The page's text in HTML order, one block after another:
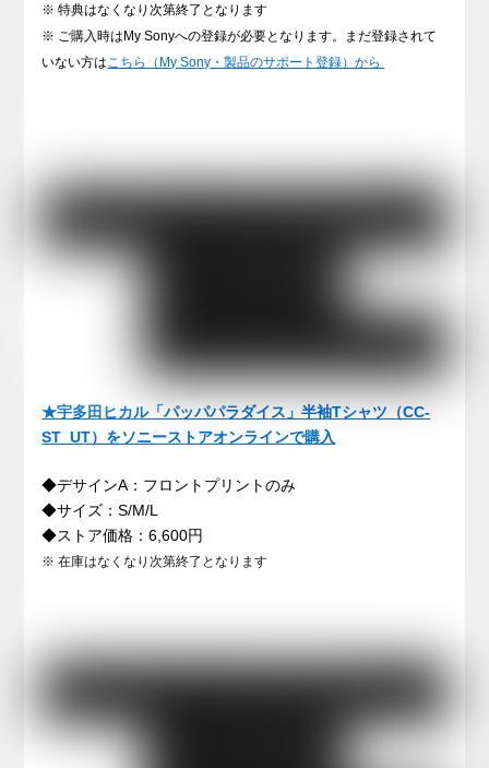
※ 特典はなくなり次第終了となります
※ ご購入時はMy Sonyへの登録が必要となります。まだ登録されて
いない方は こちら（My Sony・製品のサポート登録）から
★宇多田ヒカル「パッパパラダイス」半袖Tシャツ（CC-
ST_UT）をソニーストアオンラインで購入
◆デサインA：フロントプリントのみ
◆サイズ：S/M/L
◆ストア価格：6,600円
※ 在庫はなくなり次第終了となります